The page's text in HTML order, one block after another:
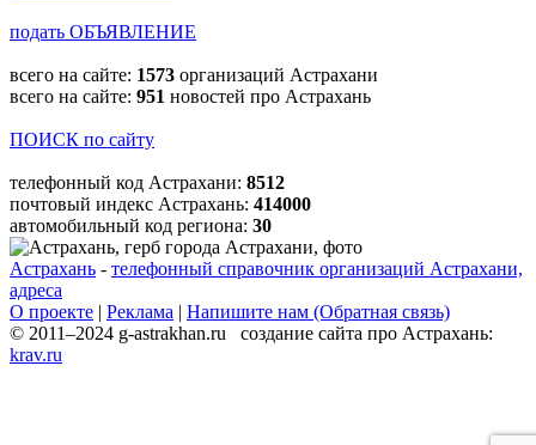
подать ОБЪЯВЛЕНИЕ
всего на сайте: 1573 организаций Астрахани
всего на сайте: 951 новостей про Астрахань
ПОИСК по сайту
телефонный код Астрахани: 8512
почтовый индекс Астрахань: 414000
автомобильный код региона: 30
Астрахань - телефонный справочник организаций Астрахани,
адреса
О проекте | Реклама | Напишите нам (Обратная связь)
© 2011–2024 g-astrakhan.ru создание сайта про Астрахань:
krav.ru